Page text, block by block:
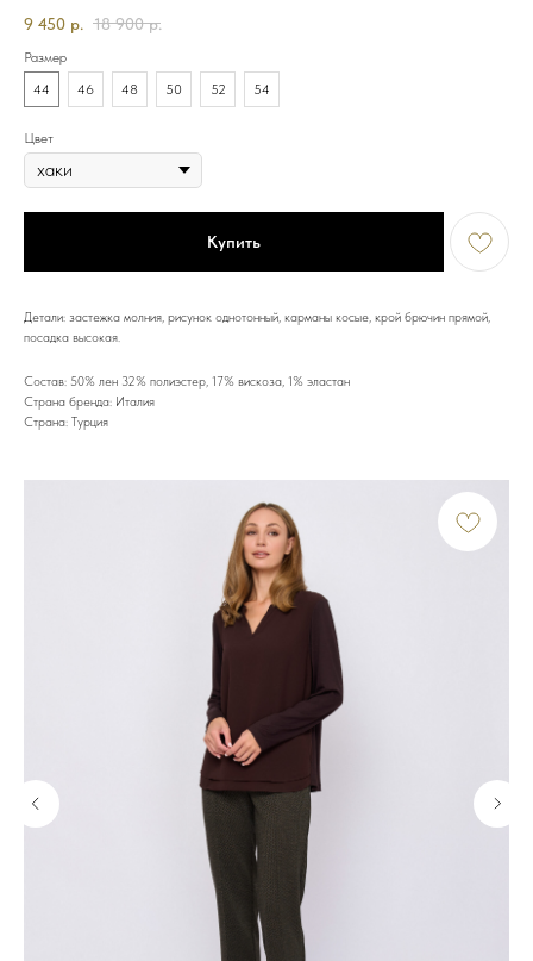
9 450 р. 18 900 р.
Размер
44
46 48 50 52 54
Цвет
Купить
Детали: застежка молния, рисунок однотонный, карманы косые, крой брючин прямой,
посадка высокая.
Состав: 50% лен 32% полиэстер, 17% вискоза, 1% эластан
Страна бренда: Италия
Страна: Турция